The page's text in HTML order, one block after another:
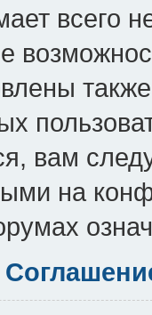
всего
вам
на